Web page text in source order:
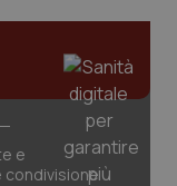
e
condivisione